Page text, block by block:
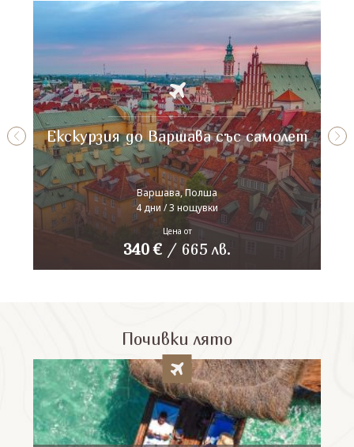
Екскурзия до Варшава със самолет
Варшава, Полша
4 дни / 3 нощувки
Цена от
340 € / 665 лв.
Почивки лято